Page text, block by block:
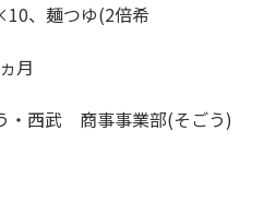
、麺つゆ(2倍希
月
・西武 商事事業部(そごう)